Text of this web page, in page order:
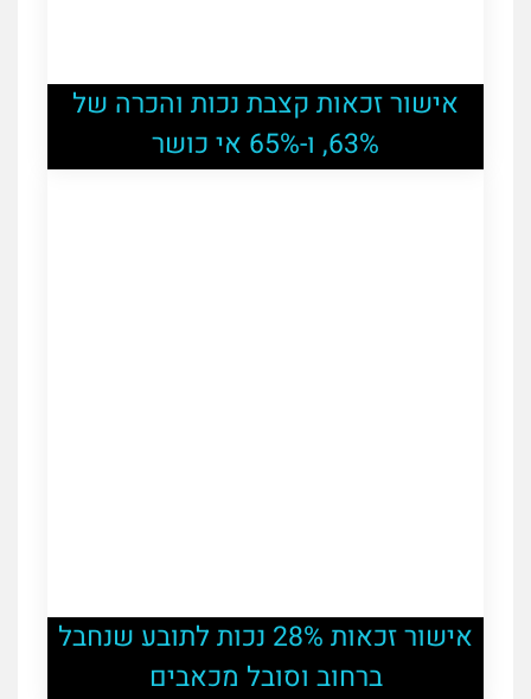
אישור זכאות קצבת נכות והכרה של
63%, ו-65% אי כושר
אישור זכאות 28% נכות לתובע שנחבל
ברחוב וסובל מכאבים